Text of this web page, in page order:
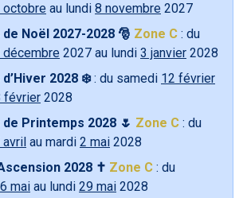
octobre au lundi 8 novembre 2027
Noël 2027-2028 🎅 Zone C : du
décembre 2027 au lundi 3 janvier 2028
2028 ❄️: du samedi 12 février
février 2028
Printemps 2028 🌷 Zone C : du
au mardi 2 mai 2028
2028 ✝️ Zone C : du
mai au lundi 29 mai 2028